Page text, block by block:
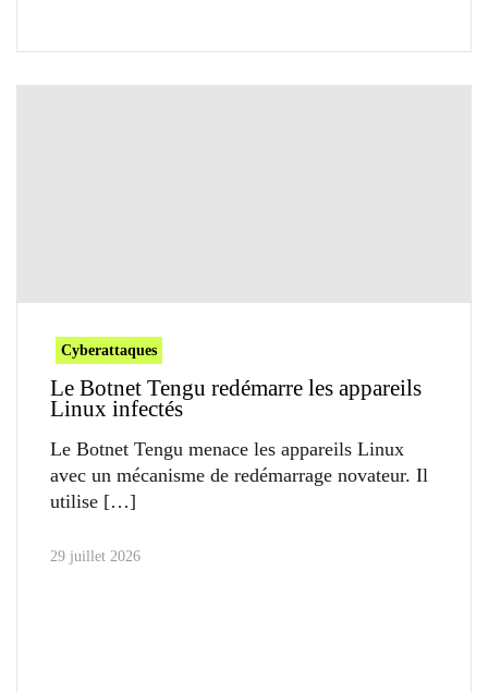
Cyberattaques
Le Botnet Tengu redémarre les appareils
Linux infectés
Le Botnet Tengu menace les appareils Linux
avec un mécanisme de redémarrage novateur. Il
utilise
29 juillet 2026